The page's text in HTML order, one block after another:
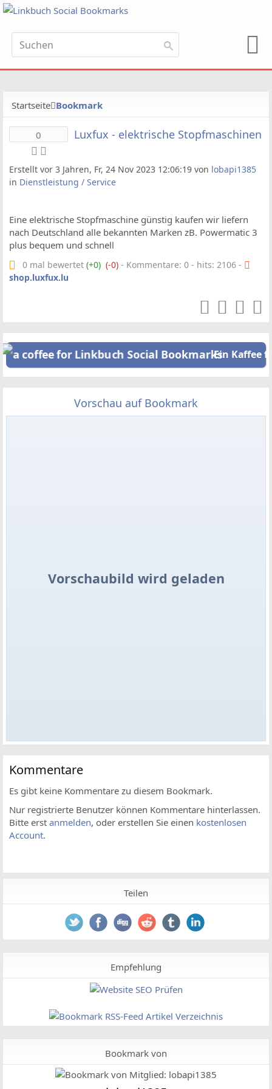
Startseite Bookmark
0 Luxfux - elektrische Stopfmaschinen
Erstellt vor 3 Jahren, Fr, 24 Nov 2023 12:06:19 von lobapi1385
in Dienstleistung / Service
Eine elektrische Stopfmaschine günstig kaufen wir liefern
nach Deutschland alle bekannten Marken zB. Powermatic 3
plus bequem und schnell
0 mal bewertet (+0) (-0) - Kommentare: 0 - hits: 2106 -
shop.luxfux.lu
Ein Kaffee
Vorschau auf Bookmark
Vorschaubild wird geladen
Kommentare
Es gibt keine Kommentare zu diesem Bookmark.
Nur registrierte Benutzer können Kommentare hinterlassen.
Bitte erst anmelden, oder erstellen Sie einen kostenlosen
Account.
Teilen
Empfehlung
Bookmark von